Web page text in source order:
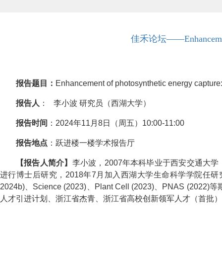
佳禾论坛
报告题目： Enhancement of photosynthetic energy
报告人 ： 李小波 研究员（西湖大学）
报告时间 ：2024年11月8日（周五）10:00-11:00
报告地点 ：跃进楼一楼学术报告厅
【报告人简介】 李小波，2007年本科毕业于西安交通大
进行博士后研究，2018年7月加入西湖大学生命科学学院任
2024b)、Science (2023)、Plant Cell (2023)、PNAS (2022)
人才引进计划、浙江省杰青、浙江省高校创新领军人才（首批